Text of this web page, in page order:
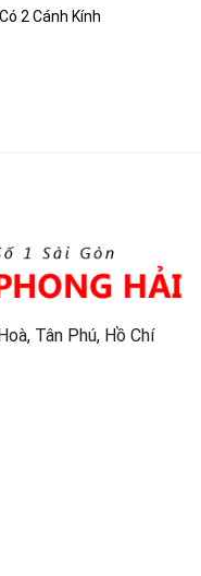
2 Cánh Kính
Tân Phú, Hồ Chí